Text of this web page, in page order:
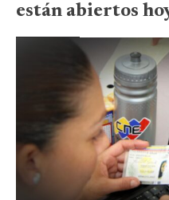
están abiertos